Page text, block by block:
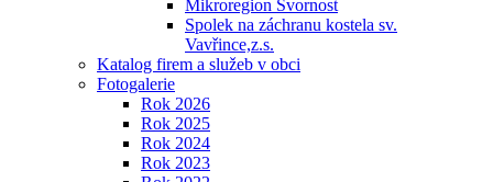
Mikroregion Svornost
Spolek na záchranu kostela sv.
Vavřince,z.s.
Katalog firem a služeb v obci
Fotogalerie
Rok 2026
Rok 2025
Rok 2024
Rok 2023